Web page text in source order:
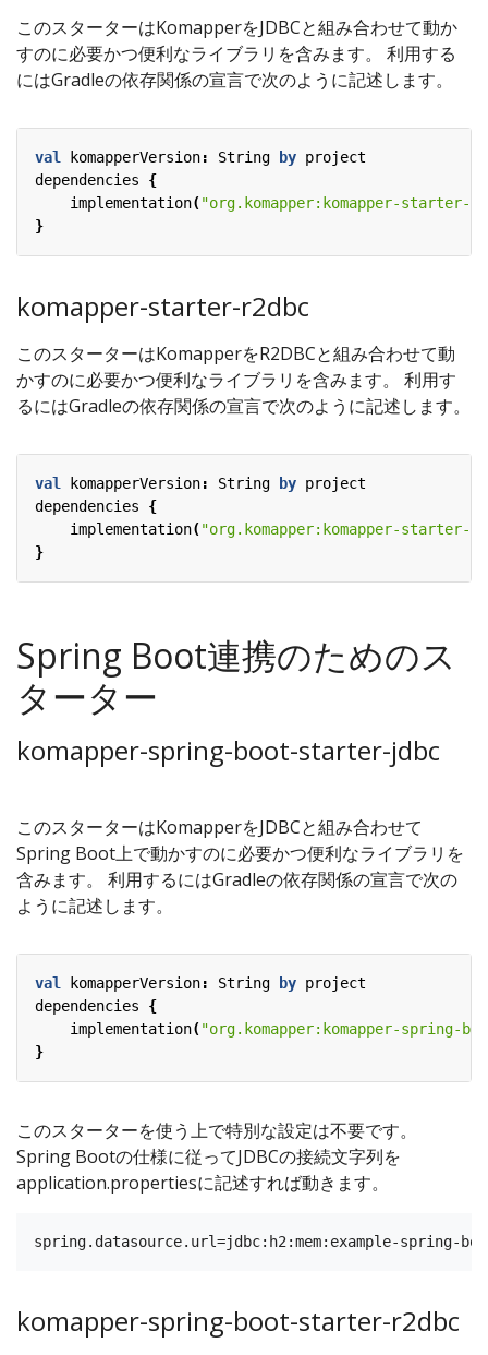
このスターターはKomapperをJDBCと組み合わせて動か
すのに必要かつ便利なライブラリを含みます。 利用する
にはGradleの依存関係の宣言で次のように記述します。
val komapperVersion: String by project
dependencies
{
implementation("org.komapper:komapper-starter-
}
komapper-starter-r2dbc
このスターターはKomapperをR2DBCと組み合わせて動
かすのに必要かつ便利なライブラリを含みます。 利用す
るにはGradleの依存関係の宣言で次のように記述します。
val komapperVersion: String by project
dependencies
{
implementation("org.komapper:komapper-starter-
}
Spring Boot連携のためのス
ターター
komapper-spring-boot-starter-jdbc
このスターターはKomapperをJDBCと組み合わせて
Spring Boot上で動かすのに必要かつ便利なライブラリを
含みます。 利用するにはGradleの依存関係の宣言で次の
ように記述します。
val komapperVersion: String by project
dependencies
{
implementation("org.komapper:komapper-spring-
}
このスターターを使う上で特別な設定は不要です。
Spring Bootの仕様に従ってJDBCの接続文字列を
application.propertiesに記述すれば動きます。
komapper-spring-boot-starter-r2dbc